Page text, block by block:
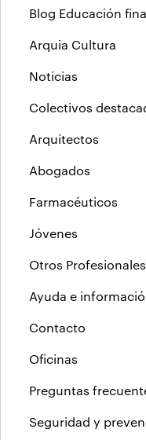
Blog Educación
Arquia Cultura
Noticias
Colectivos
Arquitectos
Abogados
Farmacéuticos
Jóvenes
Otros Profesionales
Ayuda e
Contacto
Oficinas
Preguntas
Seguridad y